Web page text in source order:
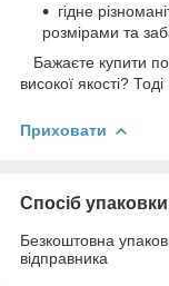
гідне
розмірами та
Бажаєте купити
високої якості?
Приховати
Спосіб упаковки
Безкоштовна
відправника